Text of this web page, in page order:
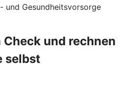
und Gesundheitsvorsorge
Check und rechnen
selbst